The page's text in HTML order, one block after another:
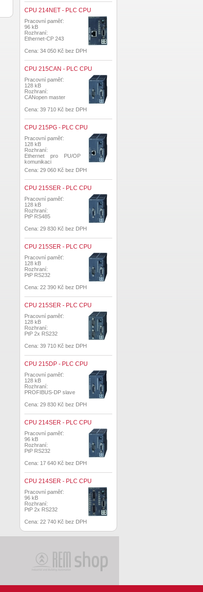
CPU 214NET - PLC CPU
Pracovní paměť:
96 kB
Rozhraní:
Ethernet-CP 243
Cena: 34 050 Kč bez DPH
CPU 215CAN - PLC CPU
Pracovní paměť:
128 kB
Rozhraní:
CANopen master
Cena: 39 710 Kč bez DPH
CPU 215PG - PLC CPU
Pracovní paměť:
128 kB
Rozhraní:
Ethernet pro PU/OP
komunikaci
Cena: 29 060 Kč bez DPH
CPU 215SER - PLC CPU
Pracovní paměť:
128 kB
Rozhraní:
PtP RS485
Cena: 29 830 Kč bez DPH
CPU 215SER - PLC CPU
Pracovní paměť:
128 kB
Rozhraní:
PtP RS232
Cena: 22 390 Kč bez DPH
CPU 215SER - PLC CPU
Pracovní paměť:
128 kB
Rozhraní:
PtP 2x RS232
Cena: 39 710 Kč bez DPH
CPU 215DP - PLC CPU
Pracovní paměť:
128 kB
Rozhraní:
PROFIBUS-DP slave
Cena: 29 830 Kč bez DPH
CPU 214SER - PLC CPU
Pracovní paměť:
96 kB
Rozhraní:
PtP RS232
Cena: 17 640 Kč bez DPH
CPU 214SER - PLC CPU
Pracovní paměť:
96 kB
Rozhraní:
PtP 2x RS232
Cena: 22 740 Kč bez DPH